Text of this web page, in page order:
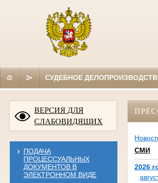
СУДЕБНОЕ
ВЕРСИЯ ДЛЯ
СЛАБОВИДЯЩИХ
ПОДАЧА
ПРОЦЕССУАЛЬНЫХ
ДОКУМЕНТОВ В
ЭЛЕКТРОННОМ ВИДЕ
СМИ
2026